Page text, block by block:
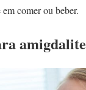
comer ou beber.
amigdalite